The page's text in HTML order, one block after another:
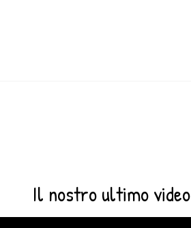
Il nostro ultimo